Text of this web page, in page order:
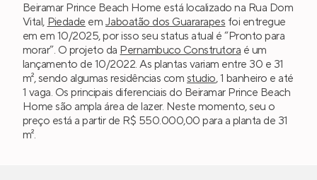
Beiramar Prince Beach Home está localizado na Rua Dom
Vital, Piedade em Jaboatão dos Guararapes foi entregue
em em 10/2025, por isso seu status atual é “Pronto para
morar”. O projeto da Pernambuco Construtora é um
lançamento de 10/2022. As plantas variam entre 30 e 31
m², sendo algumas residências com studio, 1 banheiro e até
1 vaga. Os principais diferenciais do Beiramar Prince Beach
Home são ampla área de lazer. Neste momento, seu o
preço está a partir de R$ 550.000,00 para a planta de 31
m².